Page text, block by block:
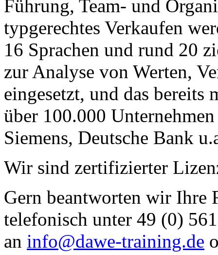
Führung, Team- und
typgerechtes Verkaufen
16 Sprachen und rund 20
zur Analyse von Werten,
eingesetzt, und das
über 100.000
Siemens, Deutsche Bank
Wir sind zertifizierter
Gern beantworten wir Ihre
telefonisch unter 49 (0)
an info@dawe-training.de